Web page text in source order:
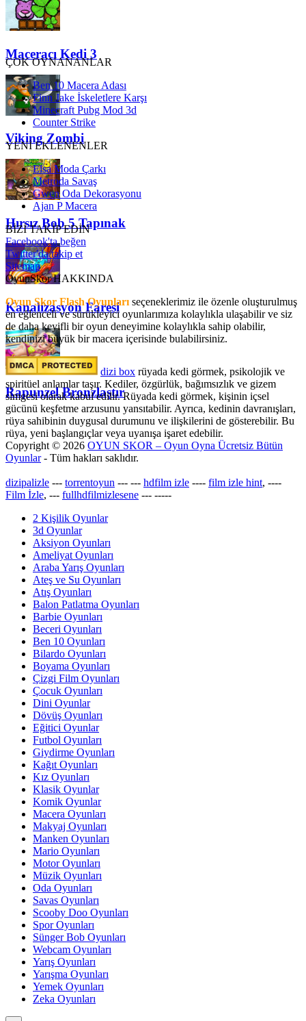
Maceracı Kedi 3
Viking Zombi
Hırsız Bob 5 Tapınak
Kanalizasyon Faresi
Rapunzel Bronzlaştır
ÇOK OYNANANLAR
Ben 10 Macera Adası
Finn Jake İskeletlere Karşı
Minecraft Pubg Mod 3d
Counter Strike
YENİ EKLENENLER
Elsa Moda Çarkı
Metroda Savaş
Gwen Oda Dekorasyonu
Ajan P Macera
BİZİ TAKİP EDİN
Facebook'ta beğen
Twitter'da takip et
Sitemap
OyunSkor HAKKINDA
Oyun Skor Flash Oyunları seçeneklerimiz ile özenle oluşturulmuş
en eğlenceli ve sürükleyici oyunlarımıza kolaylıkla ulaşabilir ve siz
de daha keyifli bir oyun deneyimine kolaylıkla sahip olabilir,
kendinizi büyük bir macera içerisinde bulabilirsiniz.
dizi box rüyada kedi görmek​, psikolojik ve
spiritüel anlamlar taşır. Kediler, özgürlük, bağımsızlık ve gizem
simgesi olarak kabul edilir. Rüyada kedi görmek, kişinin içsel
gücünü keşfetme arzusunu yansıtabilir. Ayrıca, kedinin davranışları,
rüya sahibinin duygusal durumunu ve ilişkilerini de gösterebilir. Bu
rüya, yeni başlangıçlar veya uyanışa işaret edebilir.
Copyright © 2026 OYUN SKOR – Oyun Oyna Ücretsiz Bütün
Oyunlar- Tüm hakları saklıdır.
dizipalizle --- torrentoyun --- --- hdfilm izle ---- film izle hint, ----
Film İzle, --- fullhdfilmizlesene --- -----
2 Kişilik Oyunlar
3d Oyunlar
Aksiyon Oyunları
Ameliyat Oyunları
Araba Yarış Oyunları
Ateş ve Su Oyunları
Atış Oyunları
Balon Patlatma Oyunları
Barbie Oyunları
Beceri Oyunları
Ben 10 Oyunları
Bilardo Oyunları
Boyama Oyunları
Çizgi Film Oyunları
Çocuk Oyunları
Dini Oyunlar
Dövüş Oyunları
Eğitici Oyunlar
Futbol Oyunları
Giydirme Oyunları
Kağıt Oyunları
Kız Oyunları
Klasik Oyunlar
Komik Oyunlar
Macera Oyunları
Makyaj Oyunları
Manken Oyunları
Mario Oyunları
Motor Oyunları
Müzik Oyunları
Oda Oyunları
Savas Oyunları
Scooby Doo Oyunları
Spor Oyunları
Sünger Bob Oyunları
Webcam Oyunları
Yarış Oyunları
Yarışma Oyunları
Yemek Oyunları
Zeka Oyunları